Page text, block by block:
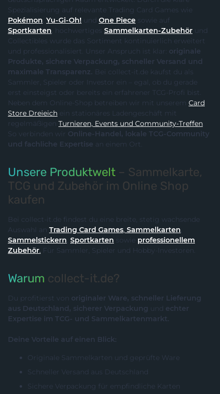
Spezialisierung auf relevante Trading Card Games wie
Pokémon, Yu-Gi-Oh! und One Piece sowie auf
Sportkarten , hochwertiges Sammelkarten-Zubehör
Collectibles wurde das Sortiment kontinuierlich erweitert
und professionalisiert. Unser Anspruch ist klar: originale
Produkte, sichere Verpackung, schneller Versand und
maximale Transparenz. Bei collect-it.de kaufst du als
Sammler, Spieler oder Investor ein – egal, ob du gerade
erst einsteigst oder bereits ein erfahrener TCG-Profi bist.
Neben dem Online-Shop betreiben wir mit unserem Card
Store Dreieich ein stationäres Ladengeschäft mit
regelmäßigen
Turnieren, Events und Community-Treffen.
So verbinden wir Online-Handel, lokale TCG-Community
und fachliche Expertise an einem Ort.
Unsere Produktwelt – Sammelkarte,
TCG und Zubehör im Online Shop
kaufen
Bei collect-it.de findest du eine breite, stetig wachsende
Auswahl an
Trading Card Games, Sammelkarten,
Sammelstickern, Sportkarten sowie professionellem
Zubehör. Für Sammler, Spieler und Hobby-Investoren.
Warum collect-it.de?
Du profitierst von originaler Ware, schneller Lieferung
aus Deutschland, sicherer Verpackung und echter
Expertise im TCG- und Sammelkartenmarkt.
Deine Vorteile auf einen Blick:
Originale Sammelkarten und geprüfte Ware
Schneller Versand aus Deutschland
Sichere Verpackung für empfindliche Karten